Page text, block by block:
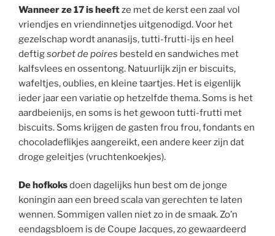
Wanneer ze 17 is heeftze met de kerst een zaal vol
vriendjes en vriendinnetjes uitgenodigd. Voor het
gezelschap wordt ananasijs, tutti-frutti-ijs en heel
deftigsorbet de poires besteld en sandwiches met
kalfsvlees en ossentong. Natuurlijk zijn er biscuits,
wafeltjes, oublies, en kleine taartjes. Het is eigenlijk
ieder jaar een variatie op hetzelfde thema. Soms is het
aardbeienijs, en soms is het gewoon tutti-frutti met
biscuits. Soms krijgen de gasten frou frou, fondants en
chocoladeflikjes aangereikt, een andere keer zijn dat
droge geleitjes (vruchtenkoekjes).
De hofkoksdoen dagelijks hun best om de jonge
koningin aan een breed scala van gerechten te laten
wennen. Sommigen vallen niet zo in de smaak. Zo’n
eendagsbloem is de Coupe Jacques, zo gewaardeerd